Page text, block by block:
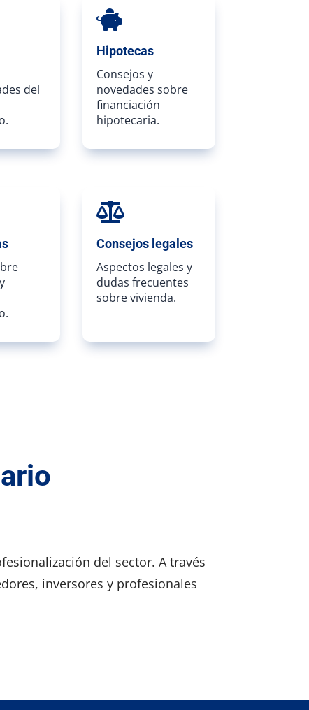
del

Hipotecas
Consejos y
novedades sobre
financiación
hipotecaria.

Consejos legales
Aspectos legales y
dudas frecuentes
sobre vivienda.
del sector. A través
inversores y profesionales